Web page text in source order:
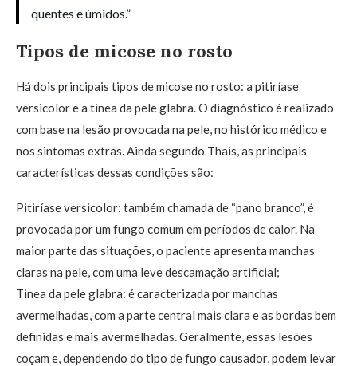
quentes e úmidos.”
Tipos de micose no rosto
Há dois principais tipos de micose no rosto: a pitiríase
versicolor e a tinea da pele glabra. O diagnóstico é realizado
com base na lesão provocada na pele, no histórico médico e
nos sintomas extras. Ainda segundo Thais, as principais
características dessas condições são:
Pitiríase versicolor: também chamada de “pano branco”, é
provocada por um fungo comum em períodos de calor. Na
maior parte das situações, o paciente apresenta manchas
claras na pele, com uma leve descamação artificial;
Tinea da pele glabra: é caracterizada por manchas
avermelhadas, com a parte central mais clara e as bordas bem
definidas e mais avermelhadas. Geralmente, essas lesões
coçam e, dependendo do tipo de fungo causador, podem levar